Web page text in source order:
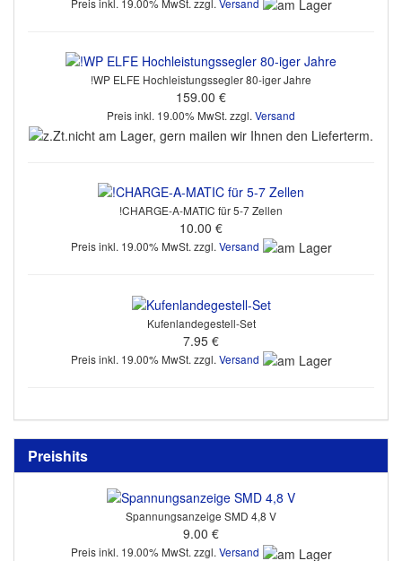
!WP ELFE Hochleistungssegler 80-iger Jahre
159.00 €
Preis inkl. 19.00% MwSt. zzgl. Versand
!CHARGE-A-MATIC für 5-7 Zellen
10.00 €
Preis inkl. 19.00% MwSt. zzgl. Versand
Kufenlandegestell-Set
7.95 €
Preis inkl. 19.00% MwSt. zzgl. Versand
Preishits
Spannungsanzeige SMD 4,8 V
9.00 €
Preis inkl. 19.00% MwSt. zzgl. Versand